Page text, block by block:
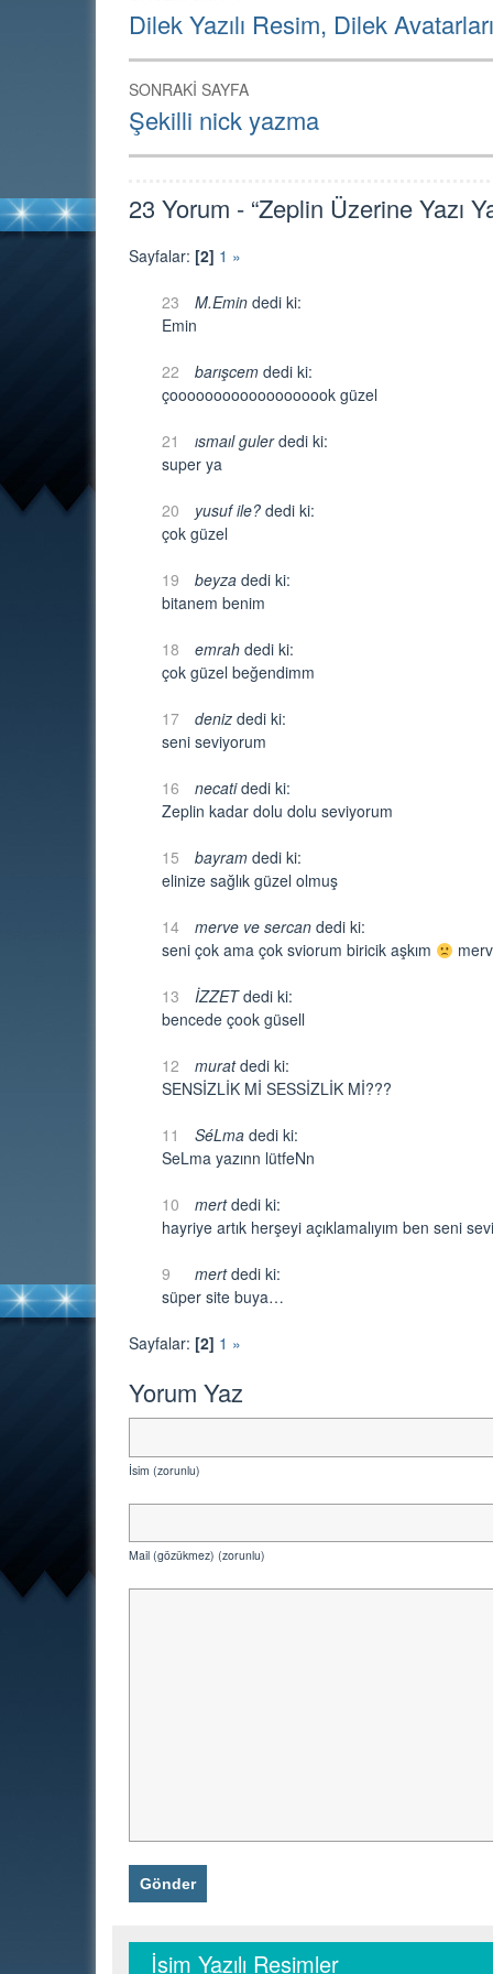
dolaşımı
Önceki
Sayfa:
Dilek Yazılı Resim, Dilek Avatarları
SONRAKI SAYFA
Sonraki
Sayfa:
Şekilli nick yazma
23 Yorum - “Zeplin Üzerine Yazı
Sayfalar: [2] 1 »
23 M.Emin dedi ki:
Emin
22 barışcem dedi ki:
çooooooooooooooooook güzel
21 ısmaıl gulerdedi ki:
super ya
20 yusuf ile? dedi ki:
çok güzel
19 beyza dedi ki:
bitanem benim
18 emrah dedi ki:
çok güzel beğendimm
17 deniz dedi ki:
seni seviyorum
16 necatidedi ki:
Zeplin kadar dolu dolu seviyorum
15 bayram dedi ki:
elinize sağlık güzel olmuş
14 merve ve sercan dedi ki:
seni çok ama çok sviorum biricik aşkım
13 İZZETdedi ki:
bencede çook güsell
12 muratdedi ki:
SENSİZLİK Mİ SESSİZLİK Mİ???
11 SéLma dedi ki:
SeLma yazınn lütfeNn
10 mertdedi ki:
hayriye artık herşeyi açıklamalıyım ben seni
9 mertdedi ki:
süper site buya…
Sayfalar: [2] 1 »
Yorum Yaz
İsim (zorunlu)
Mail (gözükmez) (zorunlu)
İsim Yazılı Resimler